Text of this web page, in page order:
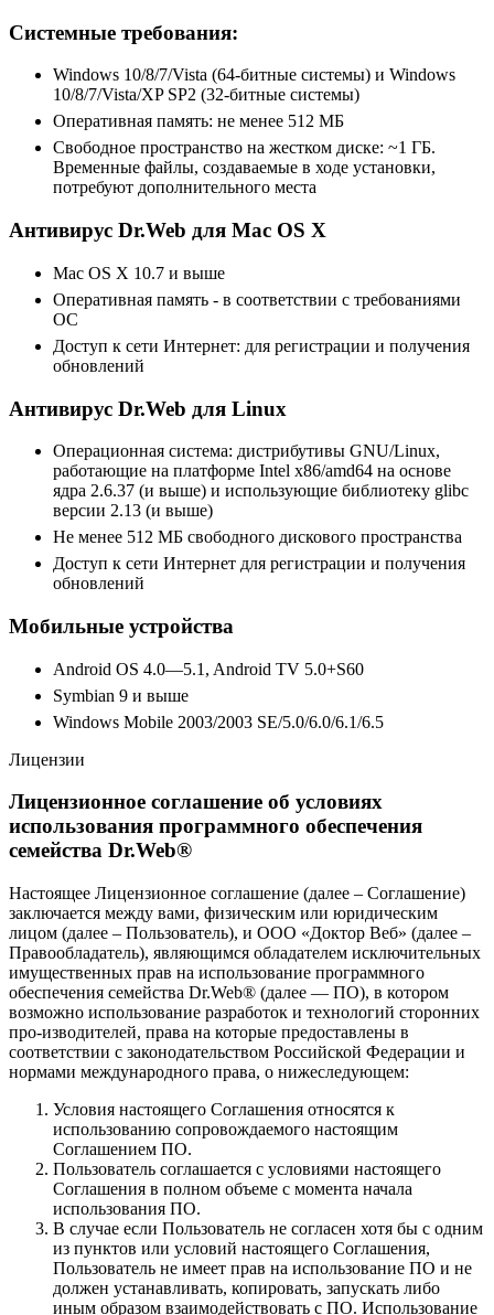
Системные требования:
Windows 10/8/7/Vista (64-битные системы) и Windows
10/8/7/Vista/XP SP2 (32-битные системы)
Оперативная память: не менее 512 МБ
Свободное пространство на жестком диске: ~1 ГБ.
Временные файлы, создаваемые в ходе установки,
потребуют дополнительного места
Антивирус Dr.Web для Mac OS X
Mac ОS X 10.7 и выше
Оперативная память - в соответствии с требованиями
ОС
Доступ к сети Интернет: для регистрации и получения
обновлений
Антивирус Dr.Web для Linux
Операционная система: дистрибутивы GNU/Linux,
работающие на платформе Intel x86/amd64 на основе
ядра 2.6.37 (и выше) и использующие библиотеку glibc
версии 2.13 (и выше)
Не менее 512 МБ свободного дискового пространства
Доступ к сети Интернет для регистрации и получения
обновлений
Мобильные устройства
Android OS 4.0—5.1, Android TV 5.0+S60
Symbian 9 и выше
Windows Mobile 2003/2003 SE/5.0/6.0/6.1/6.5
Лицензии
Лицензионное соглашение об условиях
использования программного обеспечения
семейства Dr.Web®
Настоящее Лицензионное соглашение (далее – Соглашение)
заключается между вами, физическим или юридическим
лицом (далее – Пользователь), и ООО «Доктор Веб» (далее –
Правообладатель), являющимся обладателем исключительных
имущественных прав на использование программного
обеспечения семейства Dr.Web® (далее — ПО), в котором
возможно использование разработок и технологий сторонних
про-изводителей, права на которые предоставлены в
соответствии с законодательством Российской Федерации и
нормами международного права, о нижеследующем:
Условия настоящего Соглашения относятся к
использованию сопровождаемого настоящим
Соглашением ПО.
Пользователь соглашается с условиями настоящего
Соглашения в полном объеме с момента начала
использования ПО.
В случае если Пользователь не согласен хотя бы с одним
из пунктов или условий настоящего Соглашения,
Пользователь не имеет прав на использование ПО и не
должен устанавливать, копировать, запускать либо
иным образом взаимодействовать с ПО. Использование